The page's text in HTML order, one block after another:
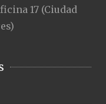
17 (Ciudad